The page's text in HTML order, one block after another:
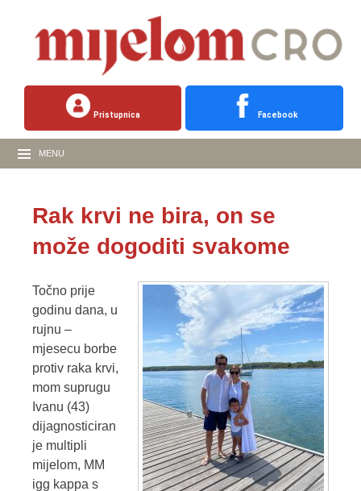
Pristupnica Facebook
MENU
Rak krvi ne bira, on se
može dogoditi svakome
Točno prije
godinu dana, u
rujnu –
mjesecu borbe
protiv raka krvi,
mom suprugu
Ivanu (43)
dijagnosticiran
je multipli
mijelom, MM
igg kappa s